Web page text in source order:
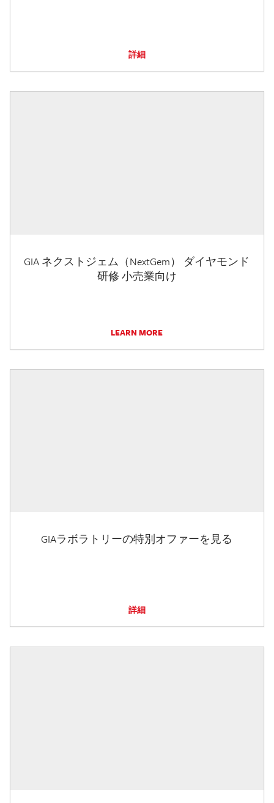
詳細
GIA ネクストジェム（NextGem） ダイヤモンド
研修 小売業向け
LEARN MORE
GIAラボラトリーの特別オファーを見る
詳細